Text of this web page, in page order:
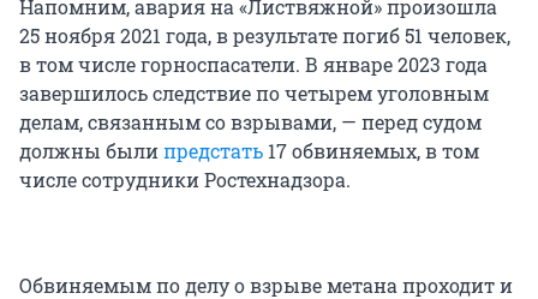
Напомним, авария на «Листвяжной» произошла
25 ноября 2021 года, в результате погиб 51 человек,
в том числе горноспасатели. В январе 2023 года
завершилось следствие по четырем уголовным
делам, связанным со взрывами, — перед судом
должны былипредстать 17 обвиняемых, в том
числе сотрудники Ростехнадзора.
Обвиняемым по делу о взрыве метана проходит и